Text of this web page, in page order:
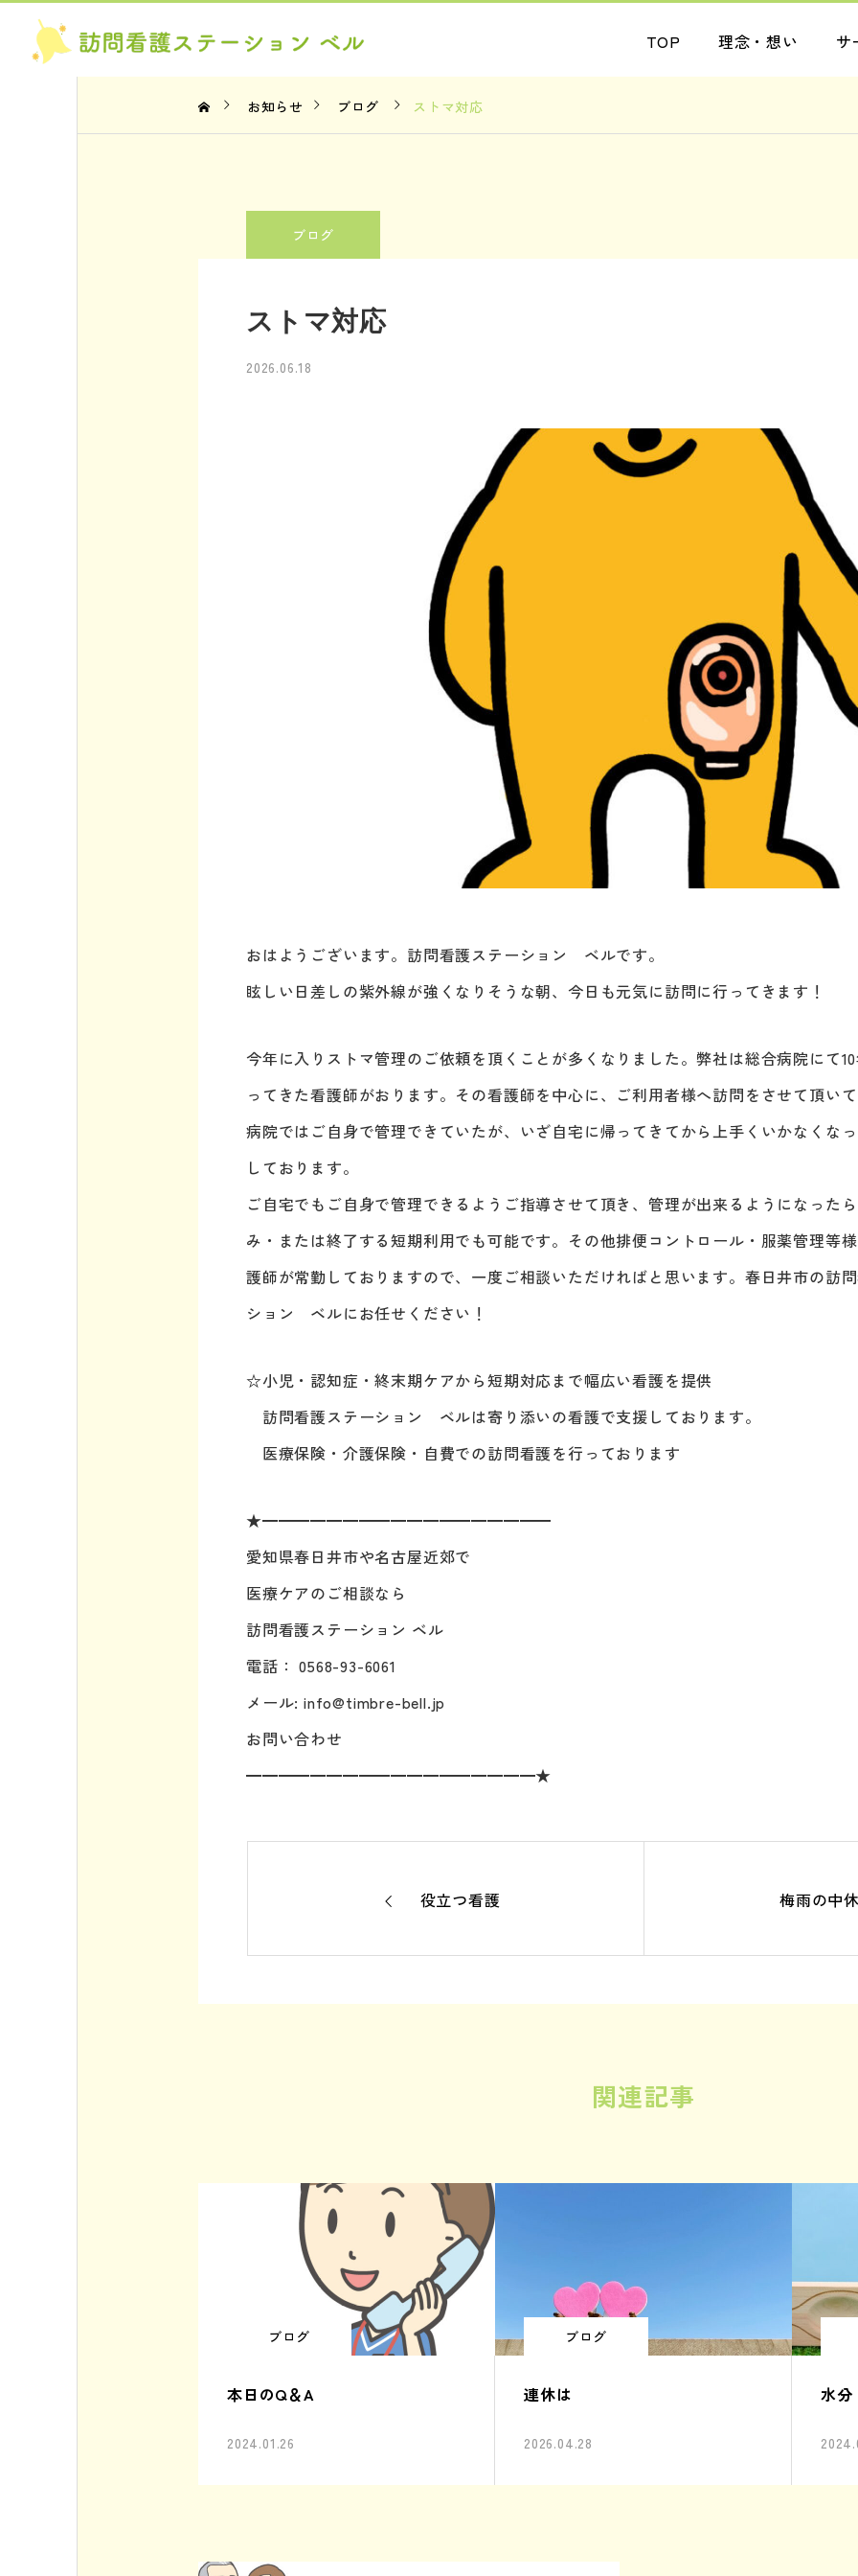
TOP 理念・想い サ
お知らせ ブログ ストマ対応
ブログ
ストマ対応
2026.06.18
おはようございます。訪問看護ステーション ベルです。
眩しい日差しの紫外線が強くなりそうな朝、今日も元気に訪問に行ってきます！
今年に入りストマ管理のご依頼を頂くことが多くなりました。弊社は総合病院にて
ってきた看護師がおります。その看護師を中心に、ご利用者様へ訪問をさせて頂い
病院ではご自身で管理できていたが、いざ自宅に帰ってきてから上手くいかなくな
しております。
ご自宅でもご自身で管理できるようご指導させて頂き、管理が出来るようになった
み・または終了する短期利用でも可能です。その他排便コントロール・服薬管理等
護師が常勤しておりますので、一度ご相談いただければと思います。春日井市の訪
ション ベルにお任せください！
☆小児・認知症・終末期ケアから短期対応まで幅広い看護を提供
訪問看護ステーション ベルは寄り添いの看護で支援しております。
医療保険・介護保険・自費での訪問看護を行っております
★━━━━━━━━━━━━━━━━━━
愛知県春日井市や名古屋近郊で
医療ケアのご相談なら
訪問看護ステーション ベル
電話： 0568-93-6061
メール: info@timbre-bell.jp
お問い合わせ
━━━━━━━━━━━━━━━━━━★
役立つ看護 梅雨の中
関連記事
ブログ
本日のQ＆A
2024.01.26
ブログ
連休は
2026.04.28
水分